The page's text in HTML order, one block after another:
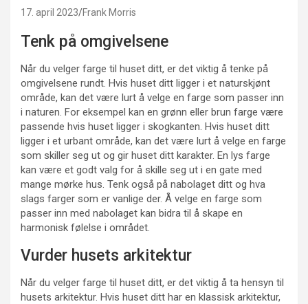
17. april 2023 Frank Morris
Tenk på omgivelsene
Når du velger farge til huset ditt, er det viktig å tenke på
omgivelsene rundt. Hvis huset ditt ligger i et naturskjønt
område, kan det være lurt å velge en farge som passer inn
i naturen. For eksempel kan en grønn eller brun farge være
passende hvis huset ligger i skogkanten. Hvis huset ditt
ligger i et urbant område, kan det være lurt å velge en farge
som skiller seg ut og gir huset ditt karakter. En lys farge
kan være et godt valg for å skille seg ut i en gate med
mange mørke hus. Tenk også på nabolaget ditt og hva
slags farger som er vanlige der. Å velge en farge som
passer inn med nabolaget kan bidra til å skape en
harmonisk følelse i området.
Vurder husets arkitektur
Når du velger farge til huset ditt, er det viktig å ta hensyn til
husets arkitektur. Hvis huset ditt har en klassisk arkitektur,